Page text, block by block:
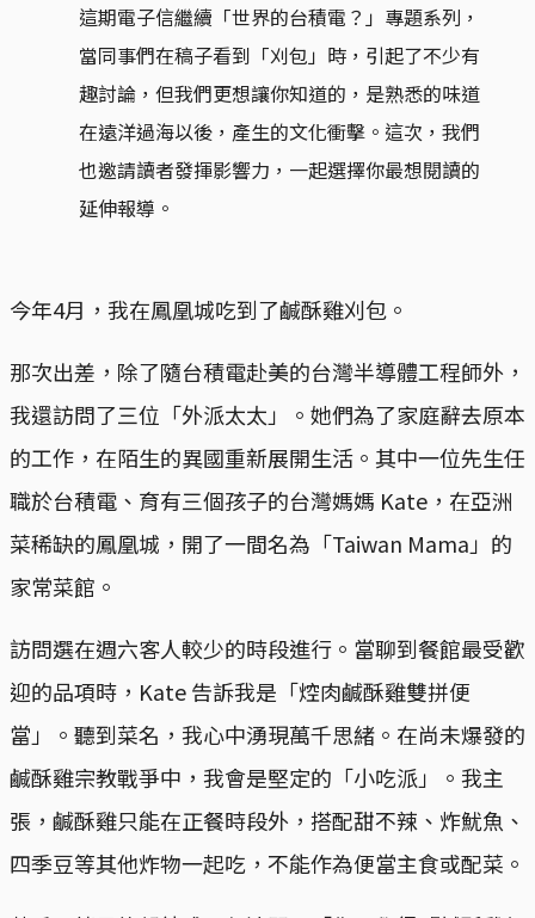
這期電子信繼續「世界的台積電？」專題系列，
當同事們在稿子看到「刈包」時，引起了不少有
趣討論，但我們更想讓你知道的，是熟悉的味道
在遠洋過海以後，產生的文化衝擊。這次，我們
也邀請讀者發揮影響力，一起選擇你最想閱讀的
延伸報導。
今年4月，我在鳳凰城吃到了鹹酥雞刈包。
那次出差，除了隨台積電赴美的台灣半導體工程師外，
我還訪問了三位「外派太太」。她們為了家庭辭去原本
的工作，在陌生的異國重新展開生活。其中一位先生任
職於台積電、育有三個孩子的台灣媽媽 Kate，在亞洲
菜稀缺的鳳凰城，開了一間名為「Taiwan Mama」的
家常菜館。
訪問選在週六客人較少的時段進行。當聊到餐館最受歡
迎的品項時，Kate 告訴我是「焢肉鹹酥雞雙拼便
當」。聽到菜名，我心中湧現萬千思緒。在尚未爆發的
鹹酥雞宗教戰爭中，我會是堅定的「小吃派」。我主
張，鹹酥雞只能在正餐時段外，搭配甜不辣、炸魷魚、
四季豆等其他炸物一起吃，不能作為便當主食或配菜。